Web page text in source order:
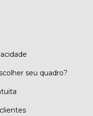
seu quadro?